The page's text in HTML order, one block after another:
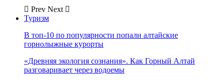
Prev Next
Туризм
В топ-10 по популярности попали алтайские
горнолыжные курорты
«Древняя экология сознания». Как Горный Алтай
разговаривает через водоемы